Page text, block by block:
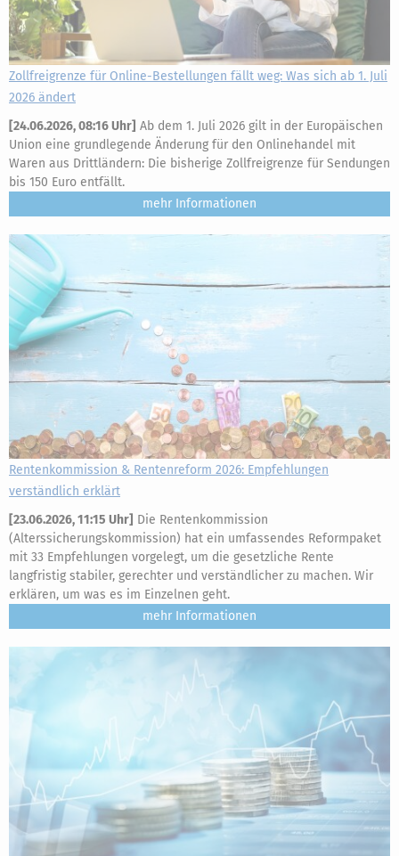
Zollfreigrenze für Online-Bestellungen fällt weg: Was sich ab 1. Juli
2026 ändert
[24.06.2026, 08:16 Uhr] Ab dem 1. Juli 2026 gilt in der Europäischen
Union eine grundlegende Änderung für den Onlinehandel mit
Waren aus Drittländern: Die bisherige Zollfreigrenze für Sendungen
bis 150 Euro entfällt.
mehr
Rentenkommission & Rentenreform 2026: Empfehlungen
verständlich erklärt
[23.06.2026, 11:15 Uhr] Die Rentenkommission
(Alterssicherungskommission) hat ein umfassendes Reformpaket
mit 33 Empfehlungen vorgelegt, um die gesetzliche Rente
langfristig stabiler, gerechter und verständlicher zu machen. Wir
erklären, um was es im Einzelnen geht.
mehr